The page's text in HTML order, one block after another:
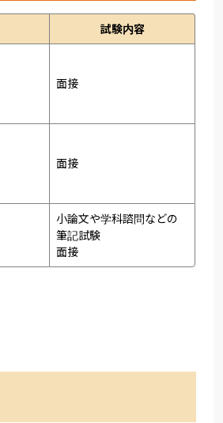
試験内容
面接
面接
小論文や学科諮問などの
筆記試験
面接